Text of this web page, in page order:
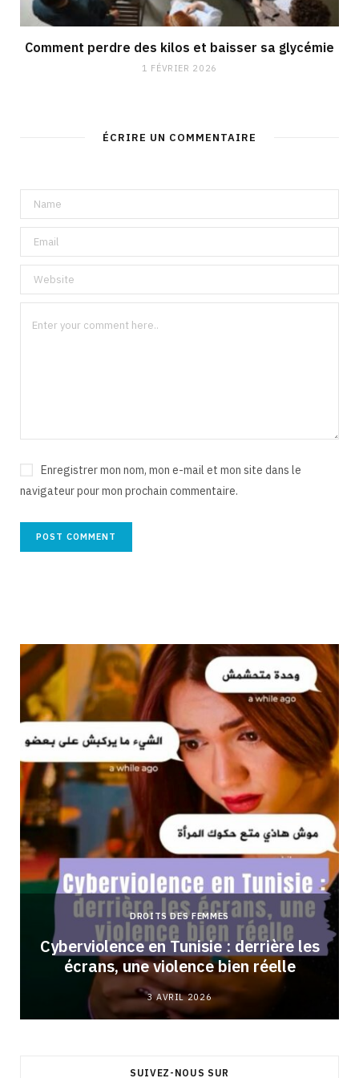
Comment perdre des kilos et baisser sa glycémie
1 FÉVRIER 2026
ÉCRIRE UN COMMENTAIRE
Enregistrer mon nom, mon e-mail et mon site dans le
navigateur pour mon prochain commentaire.
DROITS DES FEMMES
Cyberviolence en Tunisie : derrière les
écrans, une violence bien réelle
3 AVRIL 2026
SUIVEZ-NOUS SUR